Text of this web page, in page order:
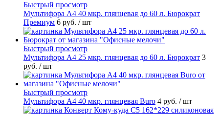
Быстрый просмотр
Мультифора А4 40 мкр. глянцевая до 60 л. Бюрократ
Премиум 6 руб. / шт
Быстрый просмотр
Мультифора А4 25 мкр. глянцевая до 60 л. Бюрократ 3
руб. / шт
Быстрый просмотр
Мультифора А4 40 мкр. глянцевая Buro 4 руб. / шт